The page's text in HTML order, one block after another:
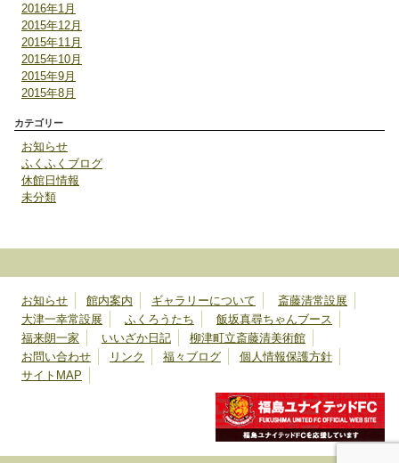
2016年1月
2015年12月
2015年11月
2015年10月
2015年9月
2015年8月
カテゴリー
お知らせ
ふくふくブログ
休館日情報
未分類
お知らせ 館内案内 ギャラリーについて
斎藤清常設展
大津一幸常設展
ふくろうたち
飯坂真尋ちゃんブース
福来朗一家
いいざか日記
柳津町立斎藤清美術館
お問い合わせ
リンク 福々ブログ
個人情報保護方針
サイトMAP